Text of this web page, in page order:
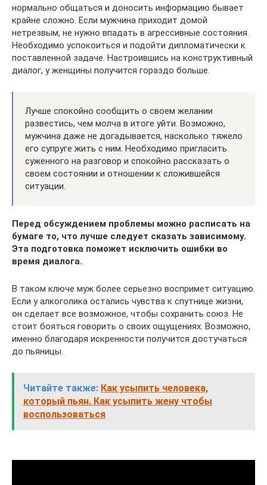
нормально общаться и доносить информацию бывает
крайне сложно. Если мужчина приходит домой
нетрезвым, не нужно впадать в агрессивные состояния.
Необходимо успокоиться и подойти дипломатически к
поставленной задаче. Настроившись на конструктивный
диалог, у женщины получится гораздо больше.
Лучше спокойно сообщить о своем желании
развестись, чем молча в итоге уйти. Возможно,
мужчина даже не догадывается, насколько тяжело
его супруге жить с ним. Необходимо пригласить
суженного на разговор и спокойно рассказать о
своем состоянии и отношении к сложившейся
ситуации.
Перед обсуждением проблемы можно расписать на
бумаге то, что лучше следует сказать зависимому.
Эта подготовка поможет исключить ошибки во
время диалога.
В таком ключе муж более серьезно воспримет ситуацию.
Если у алкоголика остались чувства к спутнице жизни,
он сделает все возможное, чтобы сохранить союз. Не
стоит бояться говорить о своих ощущениях. Возможно,
именно благодаря искренности получится достучаться
до пьяницы.
Читайте также: Как усыпить человека,
который пьян. Как усыпить жену чтобы
воспользоваться